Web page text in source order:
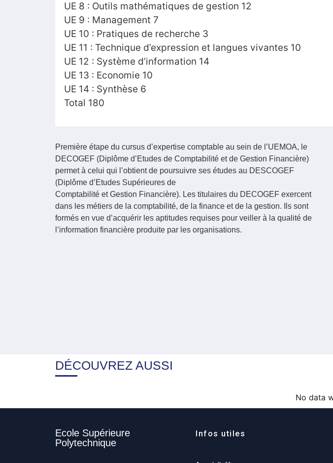
UE 8 : Outils mathématiques de gestion 12
UE 9 : Management 7
UE 10 : Pratiques de recherche 3
UE 11 : Technique d’expression et langues vivantes 10
UE 12 : Système d’information 14
UE 13 : Economie 10
UE 14 : Synthèse 6
Total 180
Première étape du cursus d’expertise comptable au sein de l’UEMOA, le
DECOGEF (Diplôme d’Etudes de Comptabilité et de Gestion Financière)
permet à celui qui l’obtient de poursuivre ses études au DESCOGEF
(Diplôme d’Etudes Supérieures de
Comptabilité et Gestion Financière). Les titulaires du DECOGEF exercent
dans les métiers de la comptabilité, de la finance et de la gestion. Ils sont
formés en vue d’acquérir les aptitudes requises pour veiller à la qualité de
l’information financière produite par les organisations.
DÉCOUVREZ AUSSI
No data
Ecole Supérieure
Polytechnique
Infos utiles